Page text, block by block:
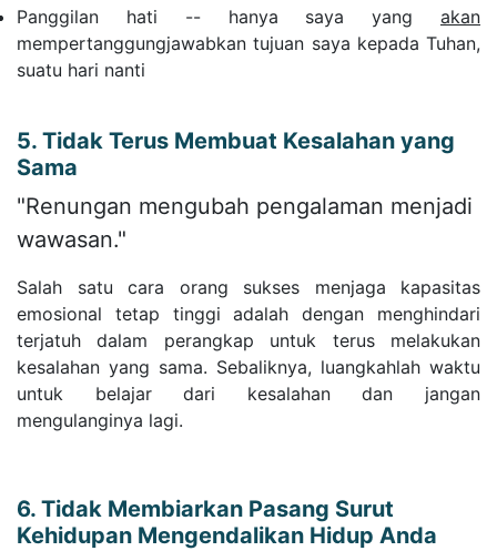
Panggilan hati -- hanya saya yang akan
mempertanggungjawabkan tujuan saya kepada Tuhan,
suatu hari nanti
5. Tidak Terus Membuat Kesalahan yang
Sama
"Renungan mengubah pengalaman menjadi
wawasan."
Salah satu cara orang sukses menjaga kapasitas
emosional tetap tinggi adalah dengan menghindari
terjatuh dalam perangkap untuk terus melakukan
kesalahan yang sama. Sebaliknya, luangkahlah waktu
untuk belajar dari kesalahan dan jangan
mengulanginya lagi.
6. Tidak Membiarkan Pasang Surut
Kehidupan Mengendalikan Hidup Anda